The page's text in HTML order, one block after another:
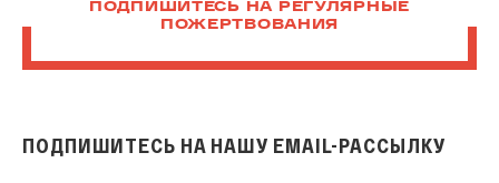
ПОДПИШИТЕСЬ НА РЕГУЛЯРНЫЕ
ПОЖЕРТВОВАНИЯ
ПОДПИШИТЕСЬ НА НАШУ EMAIL-РАССЫЛКУ